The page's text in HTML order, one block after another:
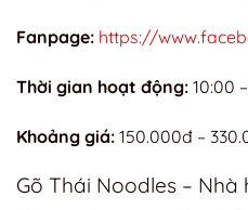
Fanpage: https://
Thời gian hoạt động: 10:00
Khoảng giá: 150.000đ –
Gõ Thái Noodles – Nhà